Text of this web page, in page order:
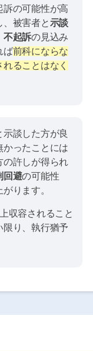
訴の可能性が高
、被害者と示談
不起訴の見込み
ば前科にならな
ることはなく
談した方が良
かったことには
の許しが得られ
回避の可能性
ります。
収容されること
限り、執行猶予